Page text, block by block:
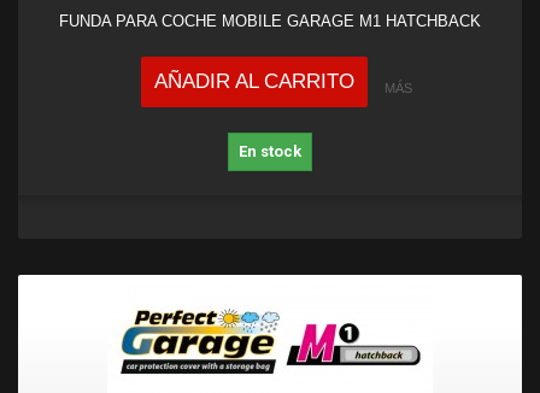
FUNDA PARA COCHE MOBILE GARAGE M1 HATCHBACK
AÑADIR AL CARRITO MÁS
En stock